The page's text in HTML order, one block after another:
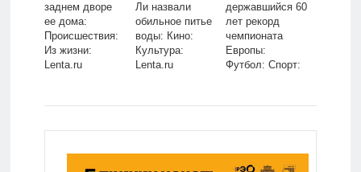
заднем дворе
ее дома:
Происшествия:
Из жизни:
Lenta.ru
Ли назвали
обильное питье
воды: Кино:
Культура:
Lenta.ru
державшийся 60
лет рекорд
чемпионата
Европы:
Футбол: Спорт: